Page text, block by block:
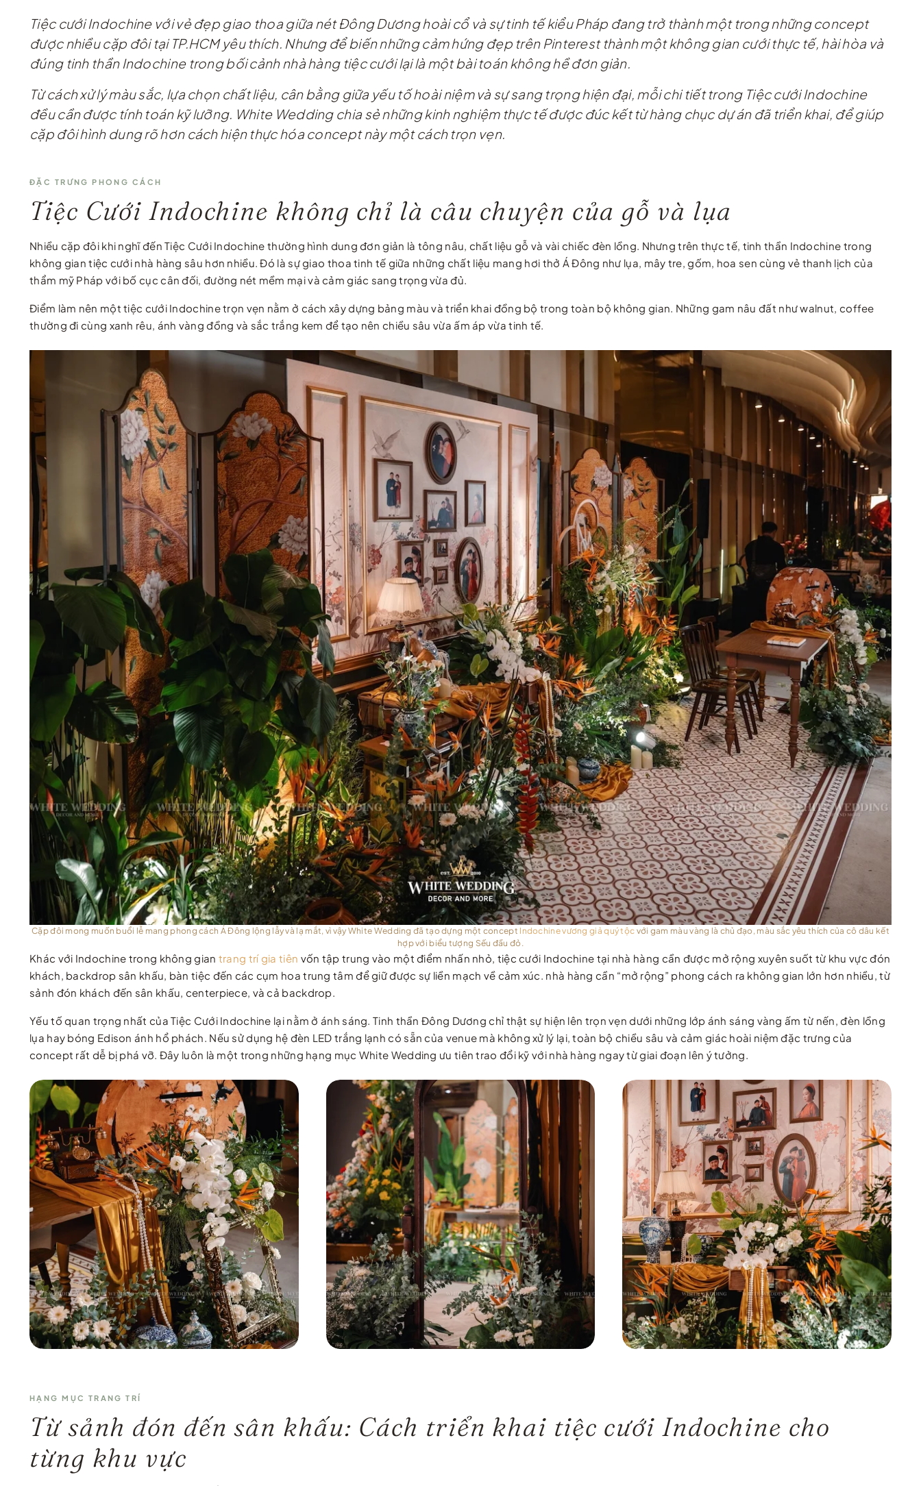
Tiệc cưới Indochine với vẻ đẹp giao thoa giữa nét Đông Dương hoài cổ và sự tinh tế kiểu Pháp đang trở thành một trong những concept
được nhiều cặp đôi tại TP.HCM yêu thích. Nhưng để biến những cảm hứng đẹp trên Pinterest thành một không gian cưới thực tế, hài hòa và
đúng tinh thần Indochine trong bối cảnh nhà hàng tiệc cưới lại là một bài toán không hề đơn giản.
Từ cách xử lý màu sắc, lựa chọn chất liệu, cân bằng giữa yếu tố hoài niệm và sự sang trọng hiện đại, mỗi chi tiết trong Tiệc cưới Indochine
đều cần được tính toán kỹ lưỡng. White Wedding chia sẻ những kinh nghiệm thực tế được đúc kết từ hàng chục dự án đã triển khai, để giúp
cặp đôi hình dung rõ hơn cách hiện thực hóa concept này một cách trọn vẹn.
ĐẶC TRƯNG PHONG CÁCH
Tiệc Cưới Indochine không chỉ là câu chuyện của gỗ và lụa
Nhiều cặp đôi khi nghĩ đến Tiệc Cưới Indochine thường hình dung đơn giản là tông nâu, chất liệu gỗ và vài chiếc đèn lồng. Nhưng trên thực tế, tinh thần Indochine trong
không gian tiệc cưới nhà hàng sâu hơn nhiều. Đó là sự giao thoa tinh tế giữa những chất liệu mang hơi thở Á Đông như lụa, mây tre, gốm, hoa sen cùng vẻ thanh lịch của
thẩm mỹ Pháp với bố cục cân đối, đường nét mềm mại và cảm giác sang trọng vừa đủ.
Điểm làm nên một tiệc cưới Indochine trọn vẹn nằm ở cách xây dựng bảng màu và triển khai đồng bộ trong toàn bộ không gian. Những gam nâu đất như walnut, coffee
thường đi cùng xanh rêu, ánh vàng đồng và sắc trắng kem để tạo nên chiều sâu vừa ấm áp vừa tinh tế.
Cặp đôi mong muốn buổi lễ mang phong cách Á Đông lộng lẫy và lạ mắt, vì vậy White Wedding đã tạo dựng một concept Indochine vương giả quý tộc với gam màu vàng là chủ đạo, màu sắc yêu thích của cô dâu kết
hợp với biểu tượng Sếu đầu đỏ.
Khác với Indochine trong không gian trang trí gia tiên vốn tập trung vào một điểm nhấn nhỏ, tiệccưới Indochine tại nhà hàng cần được mở rộng xuyên suốt từ khu vực đón
khách, backdrop sân khấu, bàn tiệc đến các cụm hoa trung tâm để giữ được sự liền mạch về cảm xúc. nhà hàng cần “mở rộng” phong cách ra không gian lớn hơn nhiều, từ
sảnh đón khách đến sân khấu, centerpiece, và cả backdrop.
Yếu tố quan trọng nhất của Tiệc Cưới Indochine lại nằm ở ánh sáng. Tinh thần Đông Dương chỉ thật sự hiện lên trọn vẹn dưới những lớp ánh sáng vàng ấm từ nến, đèn lồng
lụa hay bóng Edison ánh hổ phách. Nếu sử dụng hệ đèn LED trắng lạnh có sẵn của venue mà không xử lý lại, toàn bộ chiều sâu và cảm giác hoài niệm đặc trưng của
concept rất dễ bị phá vỡ. Đây luôn là một trong những hạng mục White Wedding ưu tiên trao đổi kỹ với nhà hàng ngay từ giai đoạn lên ý tưởng.
HẠNG MỤC TRANG TRÍ
Từ sảnh đón đến sân khấu: Cách triển khai tiệc cưới Indochine cho
từng khu vực